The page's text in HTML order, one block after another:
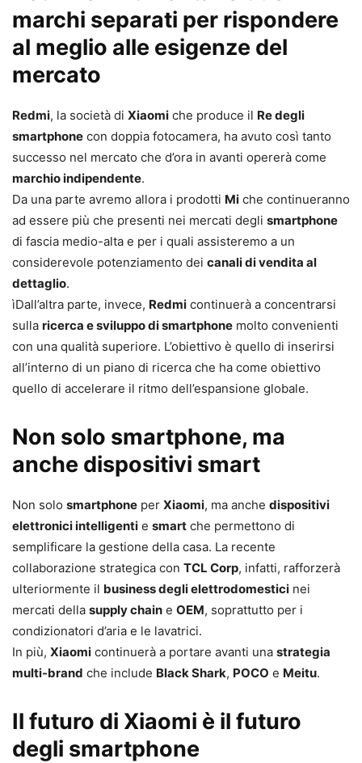
marchi separati per rispondere
al meglio alle esigenze del
mercato
Redmi, la società di Xiaomi che produce il Re degli
smartphone con doppia fotocamera, ha avuto così tanto
successo nel mercato che d’ora in avanti opererà come
marchio indipendente.
Da una parte avremo allora i prodotti Mi che continueranno
ad essere più che presenti nei mercati degli smartphone
di fascia medio-alta e per i quali assisteremo a un
considerevole potenziamento dei canali di vendita al
dettaglio.
ìDall’altra parte, invece, Redmi continuerà a concentrarsi
sulla ricerca e sviluppo di smartphone molto convenienti
con una qualità superiore. L’obiettivo è quello di inserirsi
all’interno di un piano di ricerca che ha come obiettivo
quello di accelerare il ritmo dell’espansione globale.
Non solo smartphone, ma
anche dispositivi smart
Non solo smartphone per Xiaomi, ma anche dispositivi
elettronici intelligenti e smart che permettono di
semplificare la gestione della casa. La recente
collaborazione strategica con TCL Corp, infatti, rafforzerà
ulteriormente il business degli elettrodomestici nei
mercati della supply chain e OEM, soprattutto per i
condizionatori d’aria e le lavatrici.
In più, Xiaomi continuerà a portare avanti una strategia
multi-brand che include Black Shark, POCO e Meitu.
Il futuro di Xiaomi è il futuro
degli smartphone